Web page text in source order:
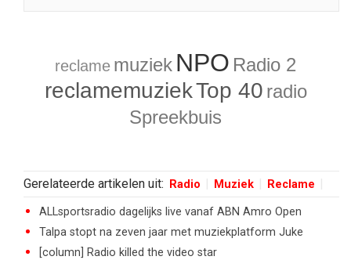
reclame muziek NPO Radio 2
reclamemuziekTop 40 radio
Spreekbuis
Gerelateerde artikelen uit: Radio Muziek Reclame
ALLsportsradio dagelijks live vanaf ABN Amro Open
Talpa stopt na zeven jaar met muziekplatform Juke
[column] Radio killed the video star